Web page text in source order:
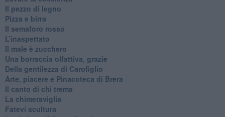
​Il pezzo di legno
​Pizza e birra
​Il semaforo rosso
​L’inaspettato
​Il male è zucchero
​Una borraccia olfattiva, grazie
​Della gentilezza di Carofiglio
Arte, piacere e Pinacoteca di Brera
​Il canto di chi trema
La chimeraviglia
​Fatevi scultura